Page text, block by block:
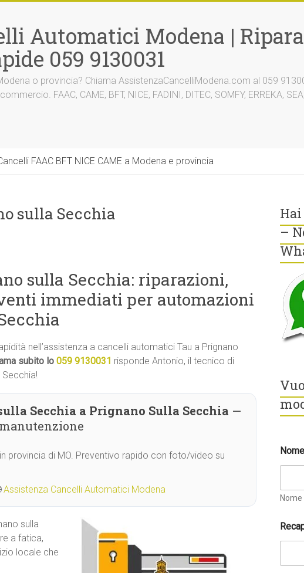
Automatici Modena |
059 9130031
o provincia? Chiama AssistenzaCancelliModena.com al 059
FAAC, CAME, BFT, NICE, FADINI, DITEC, SOMFY, ERREKA,
FAAC BFT NICE CAME a Modena e provincia
sulla Secchia
sulla Secchia: riparazioni,
immediati per automazioni
nell’assistenza a cancelli automatici Tau a Prignano
subito lo 059 9130031 risponde Antonio, il tecnico di
Secchia!
Secchia a Prignano Sulla Secchia —
provincia di MO. Preventivo rapido con foto/video su
Assistenza Cancelli Automatici Modena
sulla
a fatica,
locale che
Hai
–
Nome